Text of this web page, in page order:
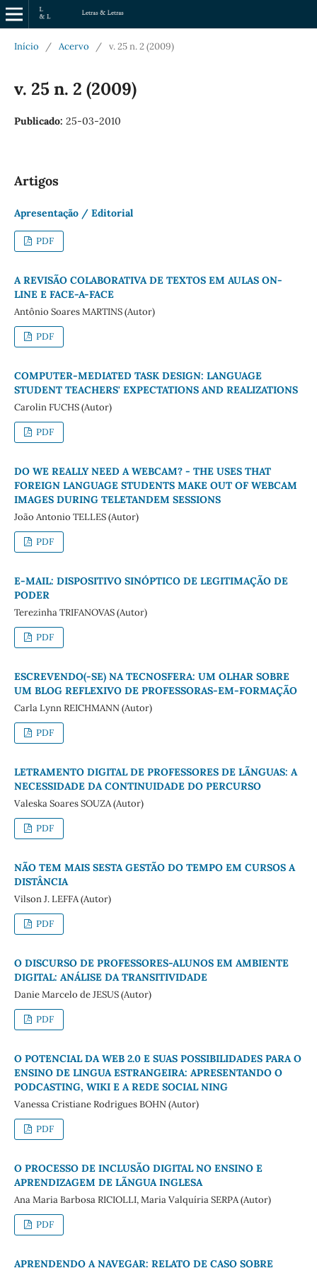
Início / Acervo / v. 25 n. 2 (2009)
v. 25 n. 2 (2009)
Publicado: 25-03-2010
Artigos
Apresentação / Editorial
PDF
A REVISÃO COLABORATIVA DE TEXTOS EM AULAS ON-
LINE E FACE-A-FACE
Antônio Soares MARTINS (Autor)
PDF
COMPUTER-MEDIATED TASK DESIGN: LANGUAGE
STUDENT TEACHERS' EXPECTATIONS AND REALIZATIONS
Carolin FUCHS (Autor)
PDF
DO WE REALLY NEED A WEBCAM? - THE USES THAT
FOREIGN LANGUAGE STUDENTS MAKE OUT OF WEBCAM
IMAGES DURING TELETANDEM SESSIONS
João Antonio TELLES (Autor)
PDF
E-MAIL: DISPOSITIVO SINÓPTICO DE LEGITIMAÇÃO DE
PODER
Terezinha TRIFANOVAS (Autor)
PDF
ESCREVENDO(-SE) NA TECNOSFERA: UM OLHAR SOBRE
UM BLOG REFLEXIVO DE PROFESSORAS-EM-FORMAÇÃO
Carla Lynn REICHMANN (Autor)
PDF
LETRAMENTO DIGITAL DE PROFESSORES DE LÃNGUAS: A
NECESSIDADE DA CONTINUIDADE DO PERCURSO
Valeska Soares SOUZA (Autor)
PDF
NÃO TEM MAIS SESTA GESTÃO DO TEMPO EM CURSOS A
DISTÂNCIA
Vilson J. LEFFA (Autor)
PDF
O DISCURSO DE PROFESSORES-ALUNOS EM AMBIENTE
DIGITAL: ANÁLISE DA TRANSITIVIDADE
Danie Marcelo de JESUS (Autor)
PDF
O POTENCIAL DA WEB 2.0 E SUAS POSSIBILIDADES PARA O
ENSINO DE LINGUA ESTRANGEIRA: APRESENTANDO O
PODCASTING, WIKI E A REDE SOCIAL NING
Vanessa Cristiane Rodrigues BOHN (Autor)
PDF
O PROCESSO DE INCLUSÃO DIGITAL NO ENSINO E
APRENDIZAGEM DE LÃNGUA INGLESA
Ana Maria Barbosa RICIOLLI, Maria Valquíria SERPA (Autor)
PDF
APRENDENDO A NAVEGAR: RELATO DE CASO SOBRE